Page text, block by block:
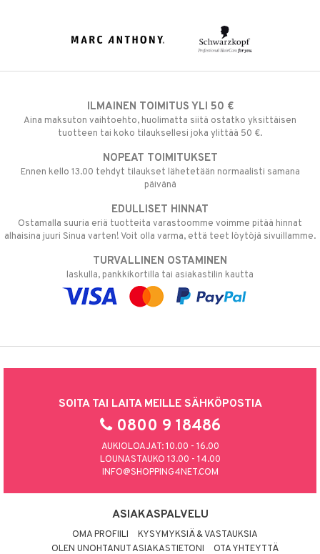
ILMAINEN TOIMITUS YLI 50 €
Aina maksuton vaihtoehto, huolimatta siitä ostatko yksittäisen
tuotteen tai koko tilauksellesi joka ylittää 50 €.
NOPEAT TOIMITUKSET
Ennen kello 13.00 tehdyt tilaukset lähetetään normaalisti samana
päivänä
EDULLISET HINNAT
Ostamalla suuria eriä tuotteita varastoomme voimme pitää hinnat
alhaisina juuri Sinua varten! Voit olla varma, että teet löytöjä sivuillamme.
TURVALLINEN OSTAMINEN
laskulla, pankkikortilla tai asiakastilin kautta
SOITA TAI LAITA MEILLE SÄHKÖPOSTIA
0800 9 18486
AUKIOLOAJAT: 10.00 - 16.00
LOUNASTAUKO 13.00 - 14.00
INFO@SHOPPING4NET.COM
ASIAKASPALVELU
OMA PROFIILI
KYSYMYKSIÄ & VASTAUKSIA
OLEN UNOHTANUT ASIAKASTIETONI
OTA YHTEYTTÄ